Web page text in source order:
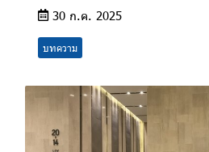
30 ก.ค. 2025
บทความ